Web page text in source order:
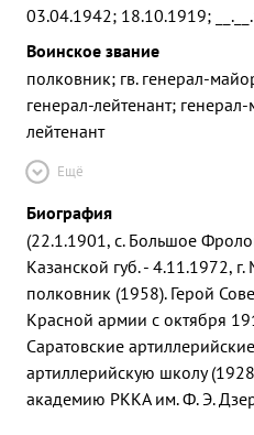
03.04.1942; 18.10.1919;
Воинское звание
полковник; гв. генерал-
генерал-лейтенант;
лейтенант
Ещё
Биография
(22.1.1901, с. Большое
Казанской губ. - 4.11.1972,
полковник (1958). Герой
Красной армии с октября
Саратовские
артиллерийскую школу
академию РККА им. Ф. Э.